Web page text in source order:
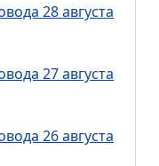
28 августа
27 августа
26 августа